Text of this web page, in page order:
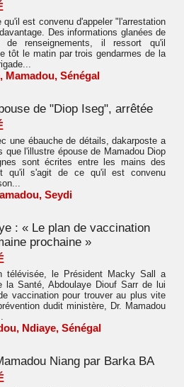
est convenu d'appeler "l'arrestation
Des informations glanées de
de renseignements, il ressort qu'il
tôt le matin par trois gendarmes de la
, Mamadou, Sénégal
de "Diop Iseg", arrêtée
une ébauche de détails, dakarposte a
que l'illustre épouse de Mamadou Diop
sont écrites entre les mains des
qu'il s'agit de ce qu'il est convenu
, Seydi
: « Le plan de vaccination
prochaine »
télévisée, le Président Macky Sall a
la Santé, Abdoulaye Diouf Sarr de lui
vaccination pour trouver au plus vite
dudit ministère, Dr. Mamadou
, Ndiaye, Sénégal
Niang par Barka BA